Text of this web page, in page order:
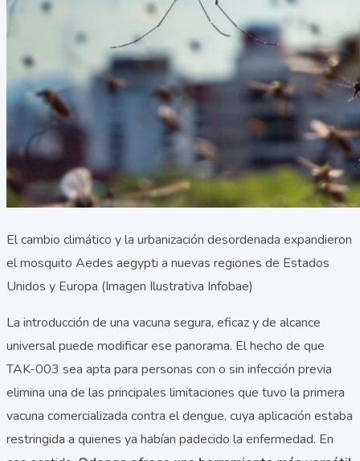
El cambio climático y la urbanización desordenada expandieron
el mosquito Aedes aegypti a nuevas regiones de Estados
Unidos y Europa (Imagen Ilustrativa Infobae)
La introducción de una vacuna segura, eficaz y de alcance
universal puede modificar ese panorama. El hecho de que
TAK-003 sea apta para personas con o sin infección previa
elimina una de las principales limitaciones que tuvo la primera
vacuna comercializada contra el dengue, cuya aplicación estaba
restringida a quienes ya habían padecido la enfermedad. En